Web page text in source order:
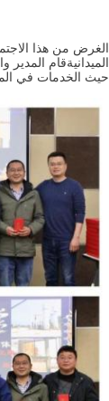
الميدانيةقام
حيث الخدمات في